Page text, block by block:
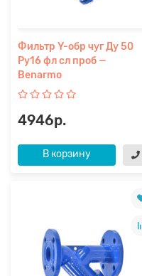
Фильтр Y-обр чуг Ду 50
Ру16 фл сл проб —
Benarmo
4946р.
В корзину